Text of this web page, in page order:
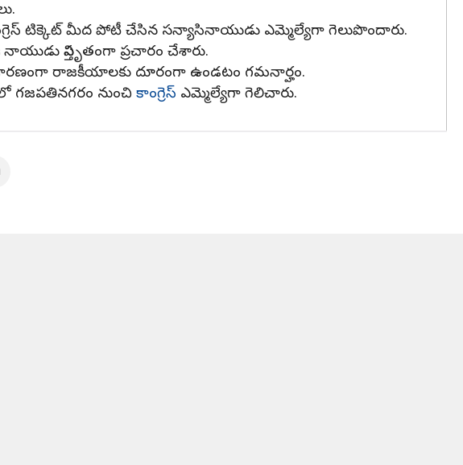
టిక్కెట్ మీద పోటీ చేసిన సన్యాసినాయుడు ఎమ్మెల్యేగా గెలుపొందారు.
విస్తృతంగా ప్రచారం చేశారు.
రాజకీయాలకు దూరంగా ఉండటం గమనార్హం.
గజపతినగరం నుంచి కాంగ్రెస్ ఎమ్మెల్యేగా గెలిచారు.